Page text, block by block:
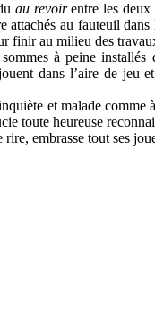
au revoirentre les deux
attachés au fauteuil
finir au milieu des
à peine
dans l’aire de
et malade
toute heureuse
embrasse tout ses